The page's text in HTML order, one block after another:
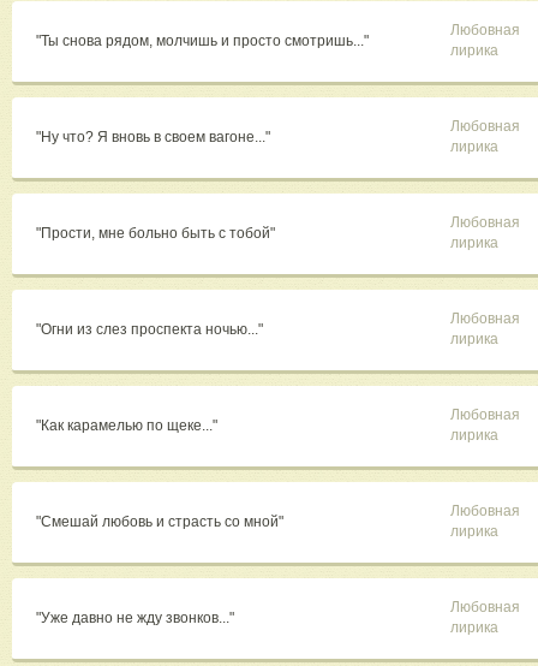
"Ты снова рядом, молчишь и просто смотришь..."
Любовная
лирика
"Ну что? Я вновь в своем вагоне..."
Любовная
лирика
"Прости, мне больно быть с тобой"
Любовная
лирика
"Огни из слез проспекта ночью..."
Любовная
лирика
"Как карамелью по щеке..."
Любовная
лирика
"Смешай любовь и страсть со мной"
Любовная
лирика
"Уже давно не жду звонков..."
Любовная
лирика